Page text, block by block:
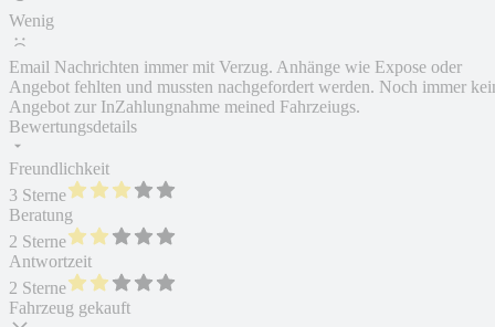
Wenig
Email Nachrichten immer mit Verzug. Anhänge wie Expose oder
Angebot fehlten und mussten nachgefordert werden. Noch immer
Angebot zur InZahlungnahme meined Fahrzeiugs.
Bewertungsdetails
Freundlichkeit
3 Sterne
Beratung
2 Sterne
Antwortzeit
2 Sterne
Fahrzeug gekauft